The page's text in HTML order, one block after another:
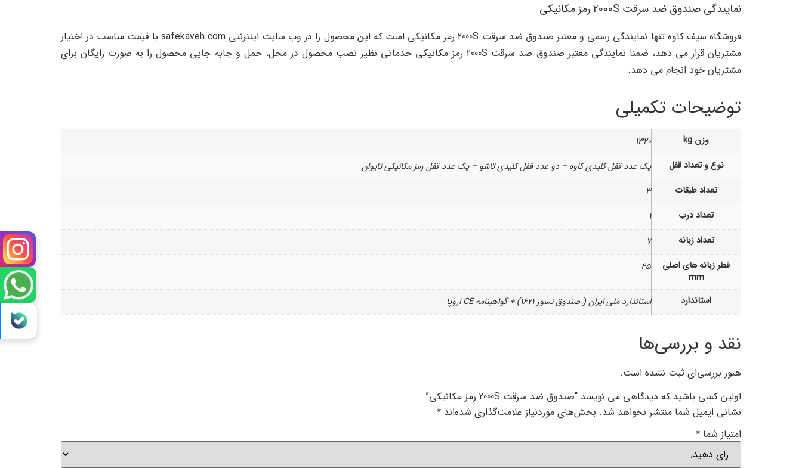
نمایندگی صندوق ضد سرقت 2000S رمز مکانیکی
فروشگاه سیف کاوه تنها نمایندگی رسمی و معتبر صندوق ضد سرقت 2000S رمز مکانیکی است که این محصول را در وب سایت اینترنتی safekaveh.com با قیمت مناسب در اختیار
مشتریان قرار می دهد، ضمنا نمایندگی معتبر صندوق ضد سرقت 2000S رمز مکانیکی خدماتی نظیر نصب محصول در محل، حمل و جابه جایی محصول را به صورت رایگان برای
مشتریان خود انجام می دهد.
توضیحات تکمیلی
وزن kg
1320
نوع و تعداد قفل
یک عدد قفل کلیدی کاوه – دو عدد قفل کلیدی تاشو – یک عدد قفل رمز مکانیکی تایوان
تعداد طبقات
3
تعداد درب
1
تعداد زبانه
7
قطر زبانه های اصلی
mm
45
استاندارد استاندارد ملی ایران ( صندوق نسوز 1671) + گواهینامه CE اروپا
نقد و بررسی‌ها
هنوز بررسی‌ای ثبت نشده است.
اولین کسی باشید که دیدگاهی می نویسد “صندوق ضد سرقت 2000S رمز مکانیکی”
نشانی ایمیل شما منتشر نخواهد شد. بخش‌های موردنیاز علامت‌گذاری شده‌اند *
امتیاز شما *